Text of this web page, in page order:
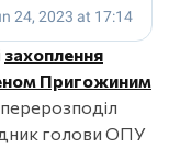
захоплення
Пригожиним
перерозподіл
голови ОПУ